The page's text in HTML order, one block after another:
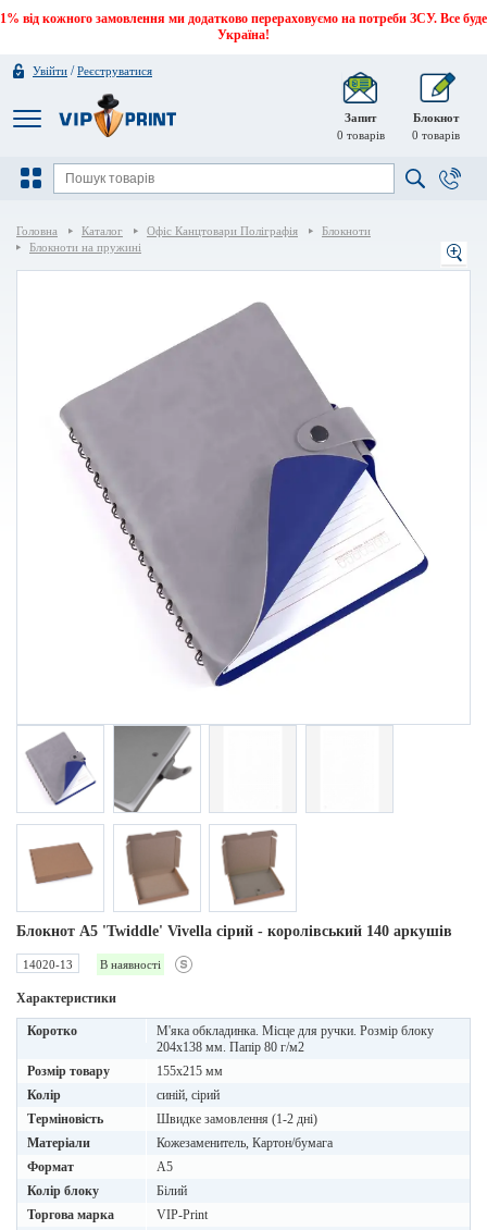
1% від кожного замовлення ми додатково перераховуємо на потреби ЗСУ. Все буде
Україна!
Увійти /Реєструватися
Запит
0 товарів
Блокнот
0 товарів
Головна Каталог Офіс Канцтовари Поліграфія
Блокноти
Блокноти на пружині
Блокнот А5 'Twiddle' Vivella cірий - королівський 140 аркушів
14020-13 В наявності
Характеристики
Коротко
М'яка обкладинка. Місце для ручки. Розмір блоку
204х138 мм. Папір 80 г/м2
Розмір товару
155х215 мм
Колір
синій, сірий
Терміновість
Швидке замовлення (1-2 дні)
Матеріали
Кожезаменитель, Картон/бумага
Формат
A5
Колір блоку
Білий
Торгова марка
VIP-Print